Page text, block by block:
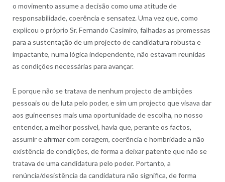
o movimento assume a decisão como uma atitude de
responsabilidade, coerência e sensatez. Uma vez que, como
explicou o próprio Sr. Fernando Casimiro, falhadas as promessas
para a sustentação de um projecto de candidatura robusta e
impactante, numa lógica independente, não estavam reunidas
as condições necessárias para avançar.
E porque não se tratava de nenhum projecto de ambições
pessoais ou de luta pelo poder, e sim um projecto que visava dar
aos guineenses mais uma oportunidade de escolha, no nosso
entender, a melhor possível, havia que, perante os factos,
assumir e afirmar com coragem, coerência e hombridade a não
existência de condições, de forma a deixar patente que não se
tratava de uma candidatura pelo poder. Portanto, a
renúncia/desistência da candidatura não significa, de forma